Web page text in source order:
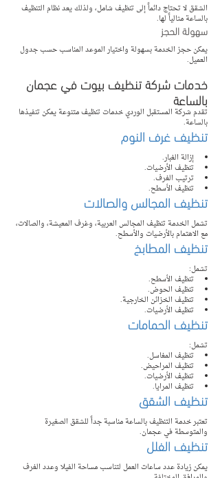
الشقق لا تحتاج دائماً إلى تنظيف شامل، ولذلك يعد نظام التنظيف
بالساعة مثالياً لها.
سهولة الحجز
يمكن حجز الخدمة بسهولة واختيار الموعد المناسب حسب جدول
العميل.
خدمات شركة تنظيف بيوت في عجمان
بالساعة
تقدم شركة المستقبل الوردي خدمات تنظيف متنوعة يمكن تنفيذها
بالساعة.
تنظيف غرف النوم
إزالة الغبار.
تنظيف الأرضيات.
ترتيب الغرف.
تنظيف الأسطح.
تنظيف المجالس والصالات
تشمل الخدمة تنظيف المجالس العربية، وغرف المعيشة، والصالات،
مع الاهتمام بالأرضيات والأسطح.
تنظيف المطابخ
تشمل:
تنظيف الأسطح.
تنظيف الحوض.
تنظيف الخزائن الخارجية.
تنظيف الأرضيات.
تنظيف الحمامات
تشمل:
تنظيف المغاسل.
تنظيف المراحيض.
تنظيف الأرضيات.
تنظيف المرايا.
تنظيف الشقق
تعتبر خدمة التنظيف بالساعة مناسبة جداً للشقق الصغيرة
والمتوسطة في عجمان.
تنظيف الفلل
يمكن زيادة عدد ساعات العمل لتناسب مساحة الفيلا وعدد الغرف